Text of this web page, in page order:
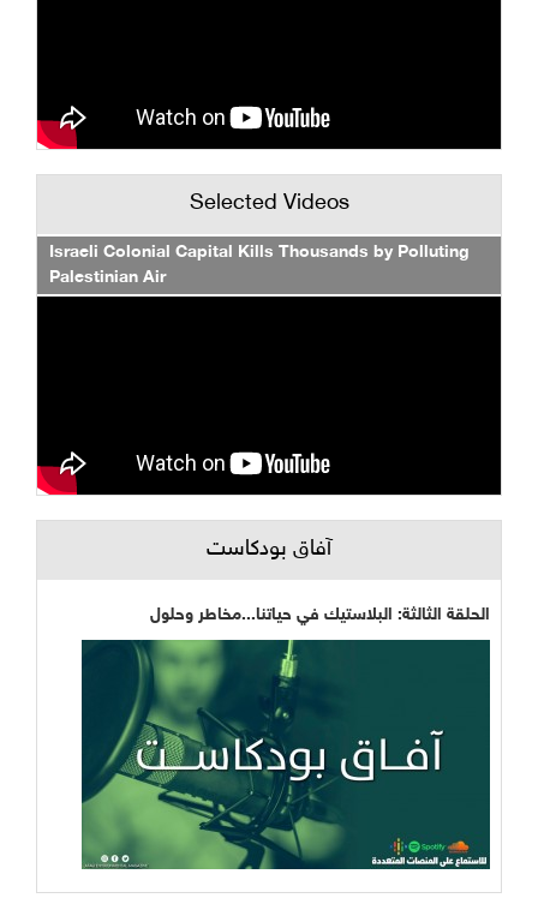
Selected Videos
Israeli Colonial Capital Kills Thousands by Polluting
Palestinian Air
آفاق بودكاست
الحلقة الثالثة: البلاستيك في حياتنا...مخاطر وحلول